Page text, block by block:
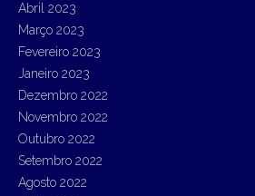
Abril 2023
Março 2023
Fevereiro 2023
Janeiro 2023
Dezembro 2022
Novembro 2022
Outubro 2022
Setembro 2022
Agosto 2022